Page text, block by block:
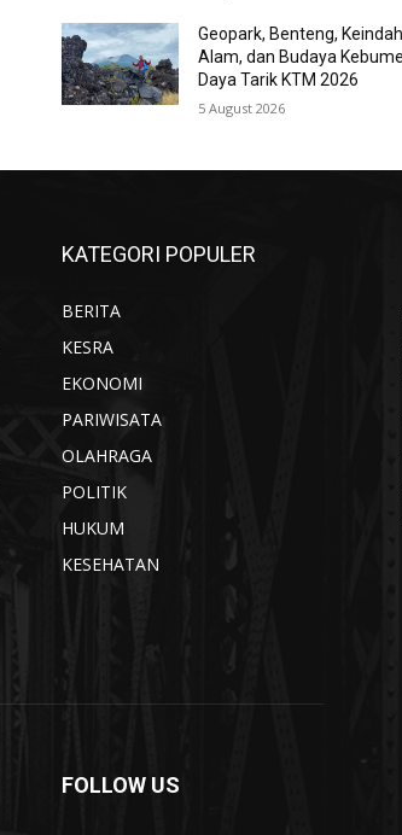
Geopark, Benteng,
Alam, dan Budaya
Daya Tarik KTM 2026
5 August 2026
KATEGORI POPULER
BERITA
KESRA
EKONOMI
PARIWISATA
OLAHRAGA
POLITIK
HUKUM
KESEHATAN
FOLLOW US